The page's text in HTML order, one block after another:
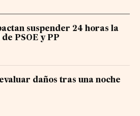
suspender 24 horas la
PSOE y PP
daños tras una noche